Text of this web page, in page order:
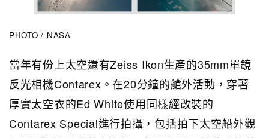
PHOTO / NASA
當年有份上太空還有Zeiss Ikon生產的35mm單鏡
反光相機Contarex。在20分鐘的艙外活動，穿著
厚實太空衣的Ed White使用同樣經改裝的
Contarex Special進行拍攝，包括拍下太空船外觀